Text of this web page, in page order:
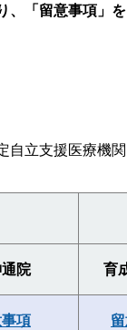
「留意事項」を
自立支援医療機
院 育
項